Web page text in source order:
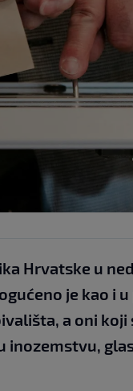
Hrvatske u
je kao i
a oni koji